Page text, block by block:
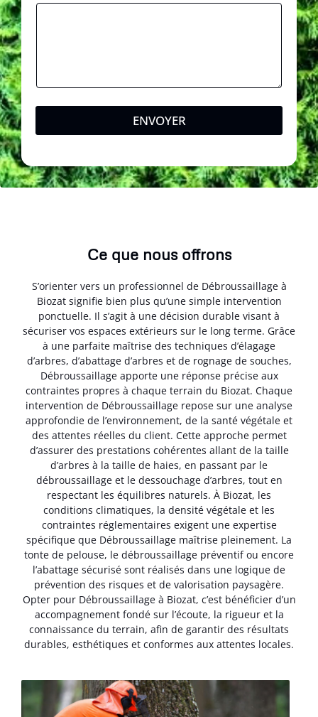
ENVOYER
Ce que nous offrons
S’orienter vers un professionnel de Débroussaillage à
Biozat signifie bien plus qu’une simple intervention
ponctuelle. Il s’agit à une décision durable visant à
sécuriser vos espaces extérieurs sur le long terme. Grâce
à une parfaite maîtrise des techniques d’élagage
d’arbres, d’abattage d’arbres et de rognage de souches,
Débroussaillage apporte une réponse précise aux
contraintes propres à chaque terrain du Biozat. Chaque
intervention de Débroussaillage repose sur une analyse
approfondie de l’environnement, de la santé végétale et
des attentes réelles du client. Cette approche permet
d’assurer des prestations cohérentes allant de la taille
d’arbres à la taille de haies, en passant par le
débroussaillage et le dessouchage d’arbres, tout en
respectant les équilibres naturels. À Biozat, les
conditions climatiques, la densité végétale et les
contraintes réglementaires exigent une expertise
spécifique que Débroussaillage maîtrise pleinement. La
tonte de pelouse, le débroussaillage préventif ou encore
l’abattage sécurisé sont réalisés dans une logique de
prévention des risques et de valorisation paysagère.
Opter pour Débroussaillage à Biozat, c’est bénéficier d’un
accompagnement fondé sur l’écoute, la rigueur et la
connaissance du terrain, afin de garantir des résultats
durables, esthétiques et conformes aux attentes locales.